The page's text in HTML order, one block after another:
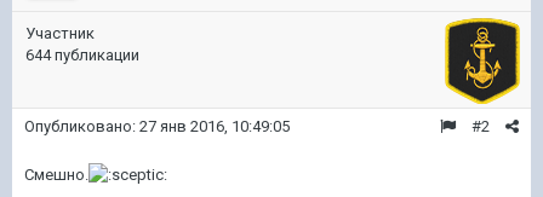
Участник
644 публикации
#2
Опубликовано: 27 янв 2016, 10:49:05
Смешно.